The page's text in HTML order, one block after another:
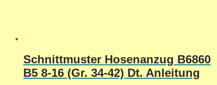
Schnittmuster Hosenanzug B6860
B5 8-16 (Gr. 34-42) Dt. Anleitung